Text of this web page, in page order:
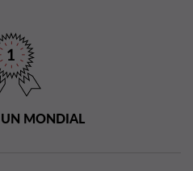
MONDIAL